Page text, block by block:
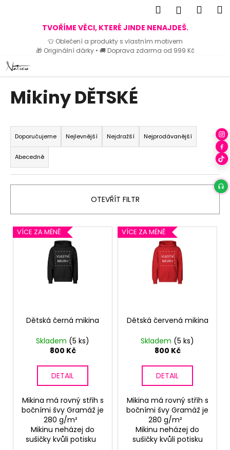
TVOŘÍME VĚCI, KTERÉ JINDE NENAJDEŠ.
👕 Oblečení a produkty s vlastním motivem
🎁 Originální dárky • 🚚 Doprava zdarma od 999 Kč
Přejít
na
obsah
Hledat
Mikiny DĚTSKÉ
Ř
a
z
e
n
r
o
Doporučujeme Nejlevnější Nejdražší Nejprodávanější
Abecedně
OTEVŘÍT FILTR
V
ý
VÍCE ZA MÉNĚ
Dětská černá mikina
Skladem (5 ks)
800 Kč
DETAIL
Mikina má rovný střih s
bočními švy Gramáž je
280 g/m²
Mikinu neházej do
sušičky kvůli potisku
VÍCE ZA MÉNĚ
Dětská červená mikina
Skladem (5 ks)
800 Kč
DETAIL
Mikina má rovný střih s
bočními švy Gramáž je
280 g/m²
Mikinu neházej do
sušičky kvůli potisku
Zpět
Zpět
o
p
o
t
ř
e
b
u
j
e
e
n
a